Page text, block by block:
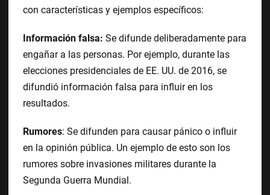
con características y ejemplos específicos:
Información falsa: Se difunde deliberadamente para
engañar a las personas. Por ejemplo, durante las
elecciones presidenciales de EE. UU. de 2016, se
difundió información falsa para influir en los
resultados.
Rumores: Se difunden para causar pánico o influir
en la opinión pública. Un ejemplo de esto son los
rumores sobre invasiones militares durante la
Segunda Guerra Mundial.